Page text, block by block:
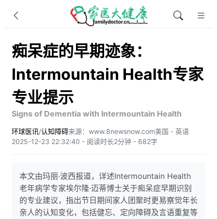
痴呆症的早期迹象：
Intermountain Health专家
专业提示
Signs of Dementia with Intermountain Health
环球医讯/认知障碍来源：www.8newsnow.com美国 - 英语
2025-12-23 22:32:40 - 阅读时长2分钟 - 682字
本文由玛丽·波西报道，详述Intermountain Health
老年病学专家埃尔隆·迈蒂博士关于痴呆症早期识别
的专业建议，指出节日期间家人团聚时更易察觉年长
亲人的认知变化，包括健忘、定向障碍及言语重复等